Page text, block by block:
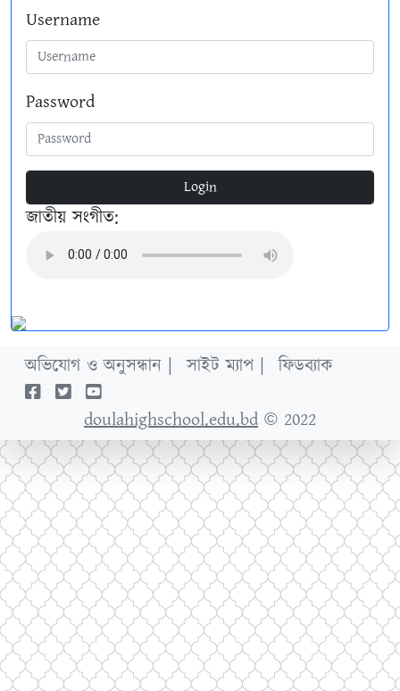
Username
Password
Login
জাতীয় সংগীত:
অভিযোগ ও অনুসন্ধান | সাইট ম্যাপ | ফিডব্যাক
doulahighschool.edu.bd © 2022